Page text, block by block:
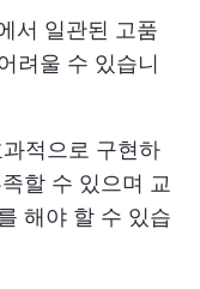
서 일관된 고품
려울 수 있습니
적으로 구현하
할 수 있으며 교
해야 할 수 있습